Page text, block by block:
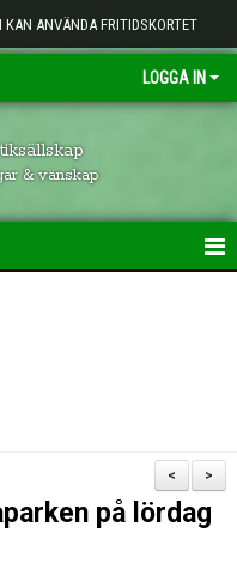
ANVÄNDA FRITIDSKORTET
LOGGA IN
& vänskap
>
<
på lördag